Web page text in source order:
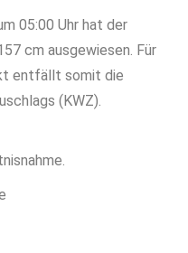
05:00 Uhr hat der
cm ausgewiesen. Für
entfällt somit die
(KWZ).